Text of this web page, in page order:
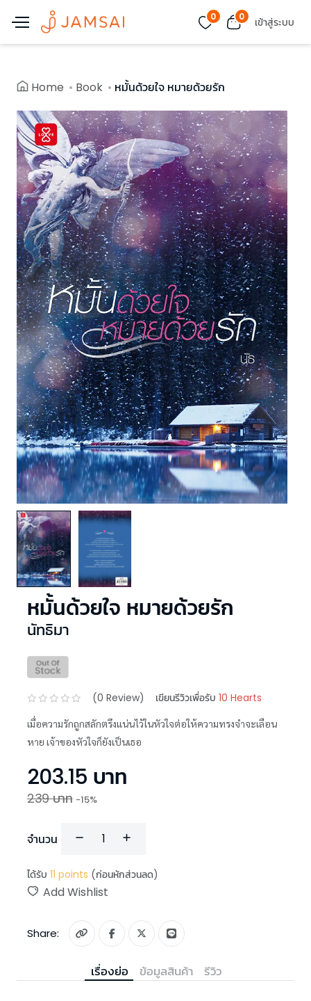
0 0 เข้าสู่ระบบ
Home Book หมั้นด้วยใจ หมายด้วยรัก
หมั้นด้วยใจ หมายด้วยรัก
นัทธิมา
(0 Review) เขียนรีวิวเพื่อรับ 10 Hearts
เมื่อความรักถูกสลักตรึงแน่นไว้ในหัวใจต่อให้ความทรงจำจะเลือน
หาย เจ้าของหัวใจก็ยังเป็นเธอ
203.15 บาท
239บาท -15%
จำนวน
ได้รับ 11 points (ก่อนหักส่วนลด)
Add Wishlist
Share:
เรื่องย่อ ข้อมูลสินค้า รีวิว